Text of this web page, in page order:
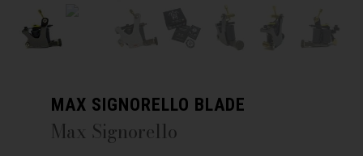
MAX SIGNORELLO BLADE
Max Signorello